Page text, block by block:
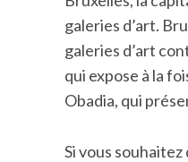
galeries d’art.
galeries d’art
qui expose à la
Obadia, qui
Si vous